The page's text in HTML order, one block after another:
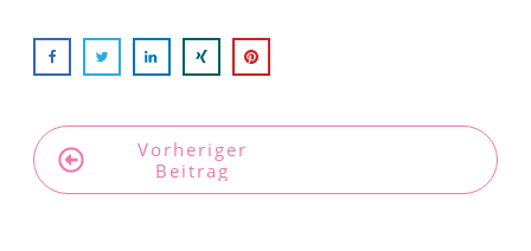
Vorheriger
Beitrag